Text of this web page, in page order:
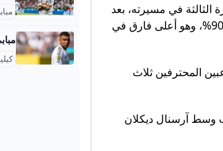
في مسيرته، بعد
فوزه بها في عامي 2018 و2022، لاسيما أنه توج بجائزة الأفضل من جانب رابطة الكتاب الإنجليز بنسبة تصويت بلغت 90%، وهو أعلى فارق في
المحترفين ثلاث
ماك أليستر، ولاعب وسط آرسنال ديكلان